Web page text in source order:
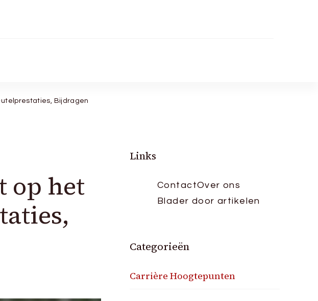
Bijdragen
op het
Links
ContactOver ons
Blader door artikelen
Categorieën
Carrière Hoogtepunten